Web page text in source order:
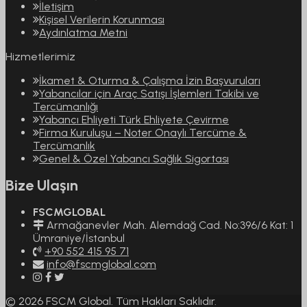
İletişim
Kişisel Verilerin Korunması
Aydınlatma Metni
Hizmetlerimiz
İkamet & Oturma & Çalışma İzin Başvuruları
Yabancılar için Araç Satışı İşlemleri Takibi ve
Tercümanlığı
Yabancı Ehliyeti Türk Ehliyete Çevirme
Firma Kuruluşu – Noter Onaylı Tercüme &
Tercümanlık
Genel & Özel Yabancı Sağlık Sigortası
Bize Ulaşın
FSCMGLOBAL
Armağanevler Mah. Alemdağ Cad. No:396/6 Kat: 1
Ümraniye/İstanbul
+90 552 415 95 71
info@fscmglobal.com
© 2026 FSCM Global. Tüm Hakları Saklıdır.